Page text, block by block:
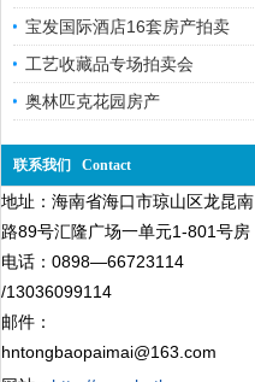
宝发国际酒店16套房产拍卖
工艺收藏品专场拍卖会
奥林匹克花园房产
联系我们 Contact
地址：海南省海口市琼山区龙昆南
路89号汇隆广场一单元1-801号房
电话：0898—66723114
/13036099114
邮件：
hntongbaopaimai@163.com